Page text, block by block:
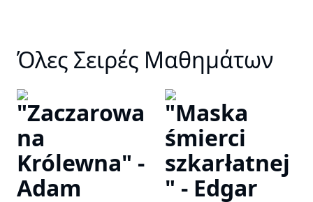
Όλες Σειρές Μαθημάτων
"Zaczarowa
na
Królewna" -
Adam
"Maska
śmierci
szkarłatnej
" - Edgar